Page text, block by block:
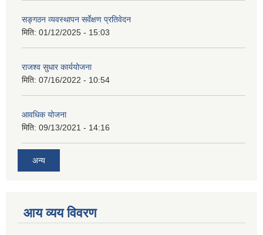
सङ्गठन व्यवस्थापन सर्वेक्षण प्रतिवेदन
मिति: 01/12/2025 - 15:03
राजश्व सुधार कार्ययोजना
मिति: 07/16/2022 - 10:54
आवधिक योजना
मिति: 09/13/2021 - 14:16
अन्य
आय व्यय विवरण